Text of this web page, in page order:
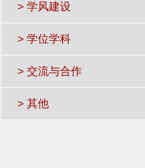
> 学风建设
> 学位学科
> 交流与合作
> 其他